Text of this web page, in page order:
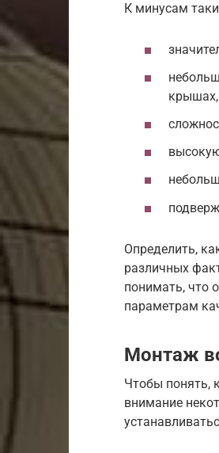
К минусам
Определить,
различных
понимать, что
параметрам
Монтаж
Чтобы понять,
внимание